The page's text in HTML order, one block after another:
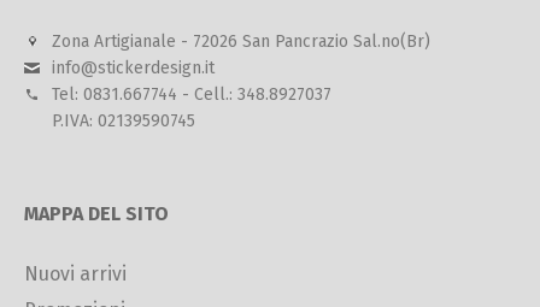
Zona Artigianale - 72026 San Pancrazio Sal.no(Br)
info@stickerdesign.it
Tel: 0831.667744 - Cell.: 348.8927037
P.IVA: 02139590745
MAPPA DEL SITO
Nuovi arrivi